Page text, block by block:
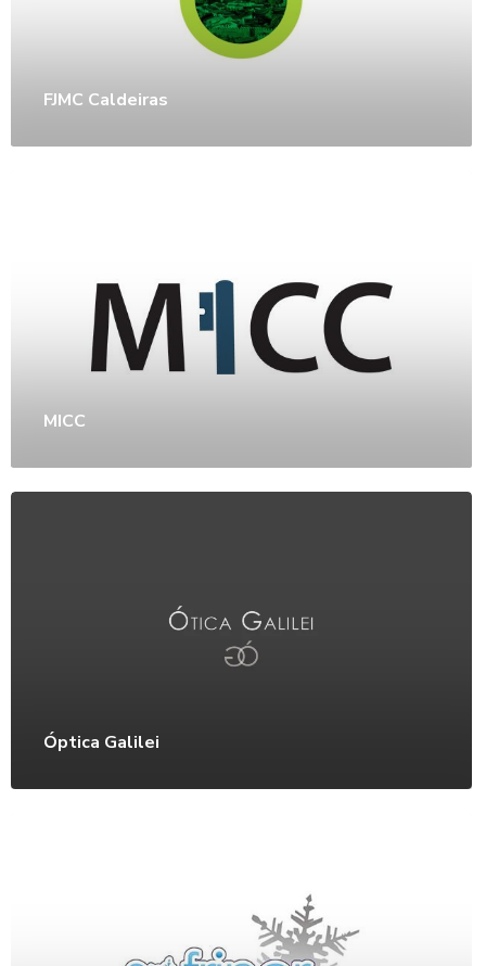
FJMC Caldeiras
MICC
Óptica Galilei